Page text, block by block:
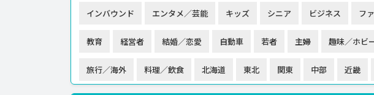
インバウンド エンタメ／芸能 キッズ シニア ビジネス フ
教育 経営者 結婚／恋愛 自動車 若者 主婦 趣味／ホビ
旅行／海外 料理／飲食 北海道 東北 関東 中部 近畿